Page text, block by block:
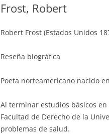
Frost, Robert
Robert Frost (Estados Unidos
Reseña biográfica
Poeta norteamericano nacido
Al terminar estudios básicos
Facultad de Derecho de la
problemas de salud.